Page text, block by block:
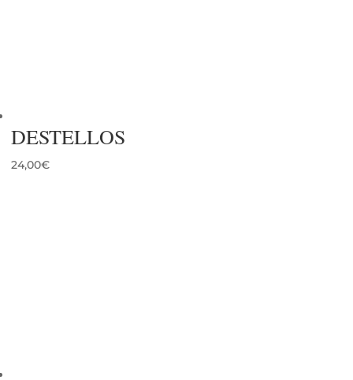
DESTELLOS
24,00€